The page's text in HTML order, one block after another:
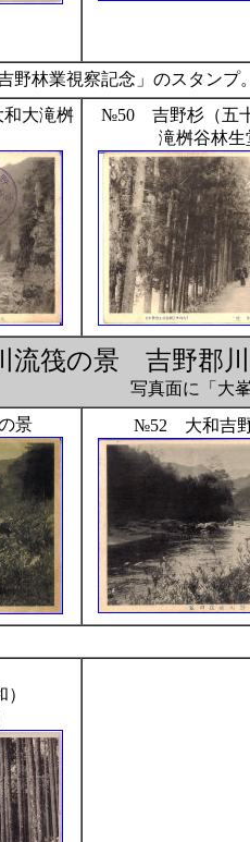
野林業視察記念」のスタンプ
大滝桝
№50 吉野杉（五
滝桝谷林生
流筏の景 吉野郡川
写真面に「大
景
№52 大和吉